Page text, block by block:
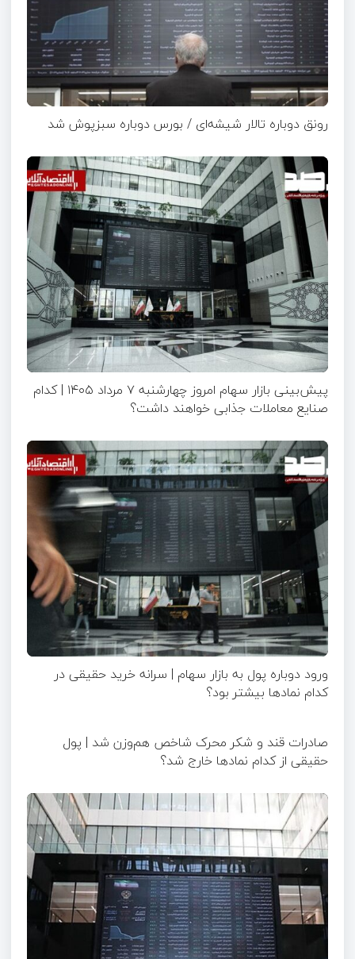
رونق دوباره تالار شیشه‌ای / بورس دوباره سبزپوش شد
پیش‌بینی بازار سهام امروز چهارشنبه ۷ مرداد ۱۴۰۵ | کدام
صنایع معاملات جذابی خواهند داشت؟
ورود دوباره پول به بازار سهام | سرانه خرید حقیقی در
کدام نماد‌ها بیشتر بود؟
صادرات قند و شکر محرک شاخص هم‌وزن شد | پول
حقیقی از کدام نماد‌ها خارج شد؟